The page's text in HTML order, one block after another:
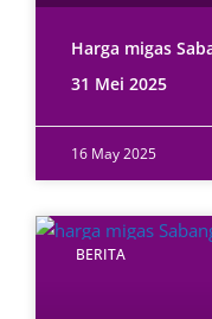
Harga migas
31 Mei 2025
16 May 2025
BERITA